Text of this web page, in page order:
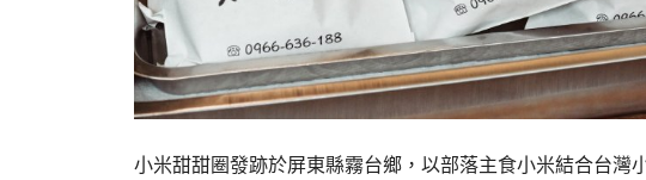
小米甜甜圈發跡於屏東縣霧台鄉，以部落主食小米結合台灣